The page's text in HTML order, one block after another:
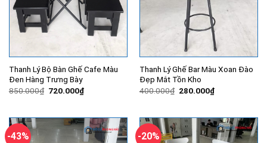
Thanh Lý Bộ Bàn Ghế Cafe Màu
Đen Hàng Trưng Bày
850.000₫ Giá
720.000₫Giá
hiện
720.000₫.
Thanh Lý Ghế Bar Màu Xoan Đào
Đẹp Mắt Tồn Kho
400.000₫ Giá
280.000₫Giá
hiện
280.000₫.
-43% -20%